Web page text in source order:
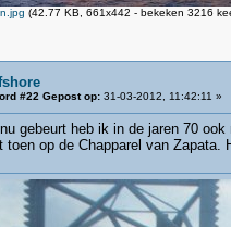
(42.77 KB, 661x442 - bekeken 3216
#22 Gepost op: 31-03-2012, 11:42:11 »
gebeurt heb ik in de jaren 70
toen op de Chapparel van Zapata.